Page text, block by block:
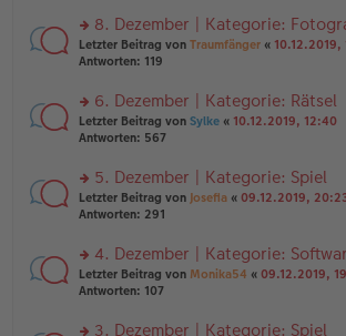
tr
a
g
e
n
er
tr
a
g
n
g
el
e
n
er
tr
a
g
rs
te
n
g
el
e
n
er
tr
a
g
8. Dezember | Kategorie:
Letzter Beitrag von Traumfänger « 10.12.2019,
Antworten: 119
rs
te
n
g
el
e
n
er
6. Dezember | Kategorie: Rätsel
Letzter Beitrag von Sylke « 10.12.2019, 12:40
Antworten: 567
rs
te
n
g
el
e
5. Dezember | Kategorie: Spiel
Letzter Beitrag von Josefia « 09.12.2019,
Antworten: 291
rs
te
4. Dezember | Kategorie:
Letzter Beitrag von Monika54 « 09.12.2019,
Antworten: 107
3. Dezember | Kategorie: Spiel